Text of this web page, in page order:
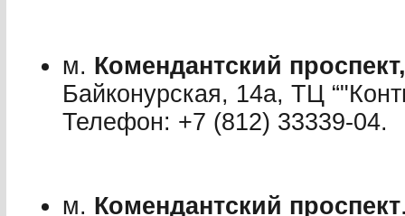
м. Комендантский
Байконурская, 14a, ТЦ
Телефон: +7 (812) 333­39-04.
м. Комендантский проспект